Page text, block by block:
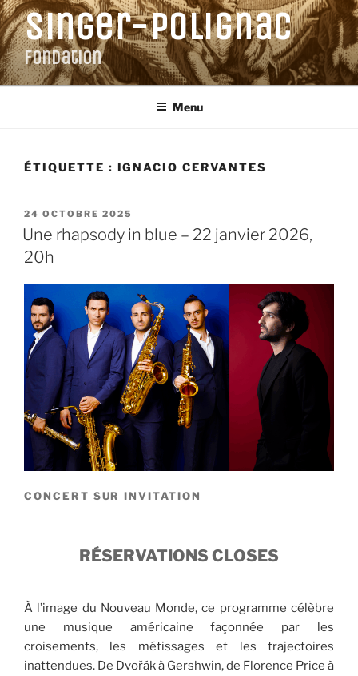
Aller
au
contenu
principal
Singer-Polignac
Fondation
Menu
ÉTIQUETTE : IGNACIO CERVANTES
PUBLIÉ
LE
24 OCTOBRE 2025
Une rhapsody in blue – 22 janvier 2026,
20h
CONCERT SUR INVITATION
RÉSERVATIONS CLOSES
À l’image du Nouveau Monde, ce programme célèbre
une musique américaine façonnée par les
croisements, les métissages et les trajectoires
inattendues. De Dvořák à Gershwin, de Florence Price à